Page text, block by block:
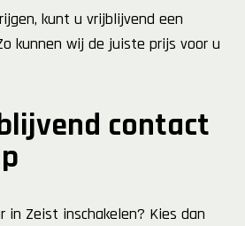
kunt u vrijblijvend een
kunnen wij de juiste prijs voor u
contact
in Zeist inschakelen? Kies dan